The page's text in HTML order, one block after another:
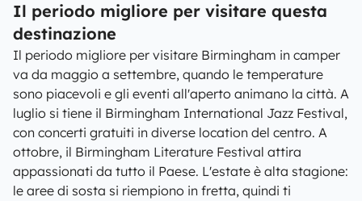
Il periodo migliore per visitare questa
destinazione
Il periodo migliore per visitare Birmingham in camper
va da maggio a settembre, quando le temperature
sono piacevoli e gli eventi all'aperto animano la città. A
luglio si tiene il Birmingham International Jazz Festival,
con concerti gratuiti in diverse location del centro. A
ottobre, il Birmingham Literature Festival attira
appassionati da tutto il Paese. L'estate è alta stagione:
le aree di sosta si riempiono in fretta, quindi ti